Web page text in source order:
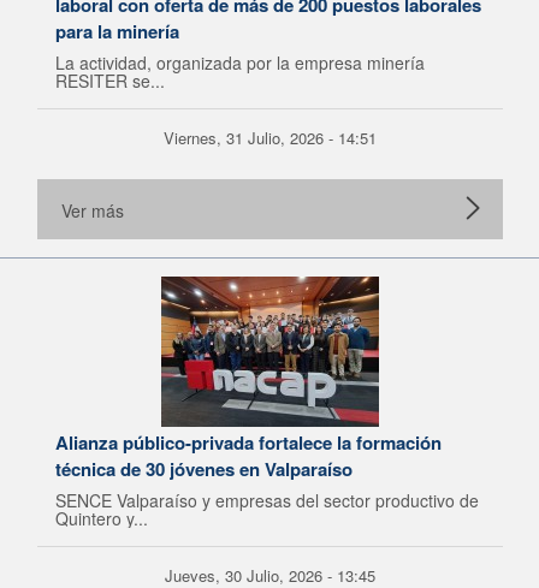
para la minería
La actividad, organizada por la empresa minería
RESITER se...
Viernes, 31 Julio, 2026 - 14:51
Ver más
Alianza público-privada fortalece la formación
técnica de 30 jóvenes en Valparaíso
SENCE Valparaíso y empresas del sector productivo de
Quintero y...
Jueves, 30 Julio, 2026 - 13:45